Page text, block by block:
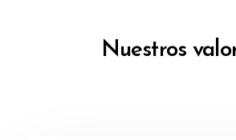
Nuestros